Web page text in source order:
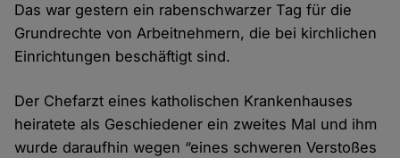
Das war gestern ein rabenschwarzer Tag für die
Grundrechte von Arbeitnehmern, die bei kirchlichen
Einrichtungen beschäftigt sind.
Der Chefarzt eines katholischen Krankenhauses
heiratete als Geschiedener ein zweites Mal und ihm
wurde daraufhin wegen “eines schweren Verstoßes